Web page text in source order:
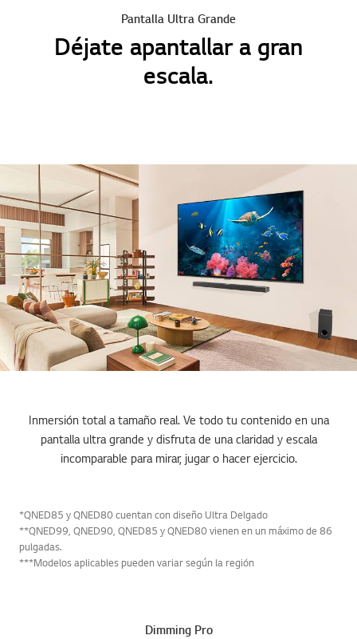
Pantalla Ultra Grande
Déjate apantallar a gran
escala.
Inmersión total a tamaño real. Ve todo tu contenido en una
pantalla ultra grande y disfruta de una claridad y escala
incomparable para mirar, jugar o hacer ejercicio.
*QNED85 y QNED80 cuentan con diseño Ultra Delgado
**QNED99, QNED90, QNED85 y QNED80 vienen en un máximo de 86
pulgadas.
***Modelos aplicables pueden variar según la región
Dimming Pro